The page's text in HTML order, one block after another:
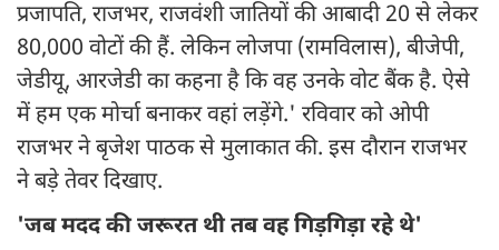
प्रजापति, राजभर, राजवंशी जातियों की आबादी 20 से लेकर
80,000 वोटों की हैं. लेकिन लोजपा (रामविलास), बीजेपी,
जेडीयू, आरजेडी का कहना है कि वह उनके वोट बैंक है. ऐसे
में हम एक मोर्चा बनाकर वहां लड़ेंगे.' रविवार को ओपी
राजभर ने बृजेश पाठक से मुलाकात की. इस दौरान राजभर
ने बड़े तेवर दिखाए.
'जब मदद की जरूरत थी तब वह गिड़गिड़ा रहे थे'